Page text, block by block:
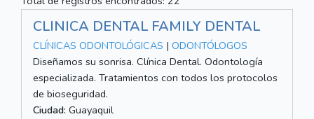
CLINICA DENTAL FAMILY DENTAL
CLÍNICAS ODONTOLÓGICAS | ODONTÓLOGOS
Diseñamos su sonrisa. Clínica Dental. Odontología
especializada. Tratamientos con todos los protocolos
de bioseguridad.
Ciudad: Guayaquil